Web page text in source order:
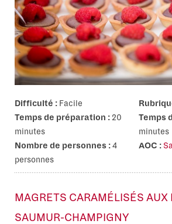
Difficulté : Facile
Temps de préparation : 20
minutes
Temps
minutes
Nombre de personnes : 4
personnes
AOC :
MAGRETS CARAMÉLISÉS AUX
SAUMUR-CHAMPIGNY